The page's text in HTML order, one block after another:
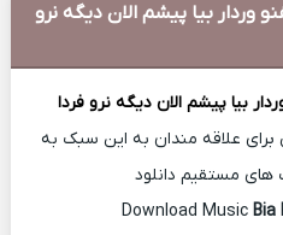
وردار بیا پیشم الان دیگه نرو
بیا پیشم الان دیگه نرو فردا
برای علاقه مندان به این سبک به
های مستقیم دانلود
Bia